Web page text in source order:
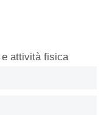
e attività fisica